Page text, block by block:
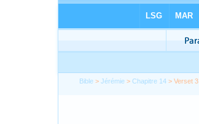
Bible >Jérémie >Chapitre 14 > Verset 3